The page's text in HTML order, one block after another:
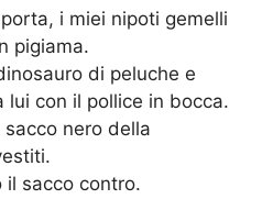
i miei nipoti gemelli
pigiama.
di peluche e
lui con il pollice in bocca.
sacco nero della
il sacco contro.